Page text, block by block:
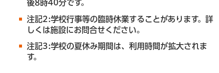
後8時40分です。
注記2:学校行事等の臨時休業することがあります。詳
しくは施設にお問合せください。
注記3:学校の夏休み期間は、利用時間が拡大されま
す。